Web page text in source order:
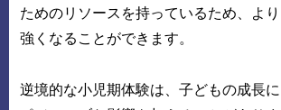
ためのリソースを持っているため、より
強くなることができます。
逆境的な小児期体験は、子どもの成長に